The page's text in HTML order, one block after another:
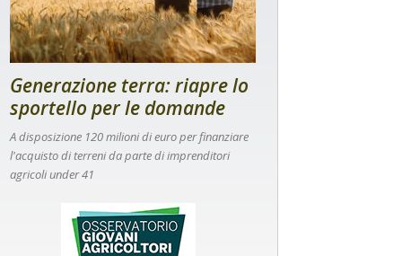
Generazione terra: riapre lo
sportello per le domande
A disposizione 120 milioni di euro per finanziare
l'acquisto di terreni da parte di imprenditori
agricoli under 41